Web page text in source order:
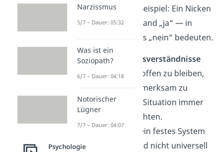
bedeuten. Zum Beispiel: Ein Nicken
heißt in Deutschland „ja“ — in
Bulgarien kann es „nein“ bedeuten.
Damit du solche
Missverständnisse
vermeidest, hilft es, offen zu bleiben,
dein Gegenüber aufmerksam zu
beobachten und die Situation immer
im Ganzen zu betrachten.
Körpersprache ist kein festes System
mit klaren Regeln und nicht universell
Narzissmus
5/7 – Dauer: 05:32
Was ist ein
Soziopath?
6/7 – Dauer: 04:18
Notorischer
Lügner
7/7 – Dauer: 04:07
Psychologie